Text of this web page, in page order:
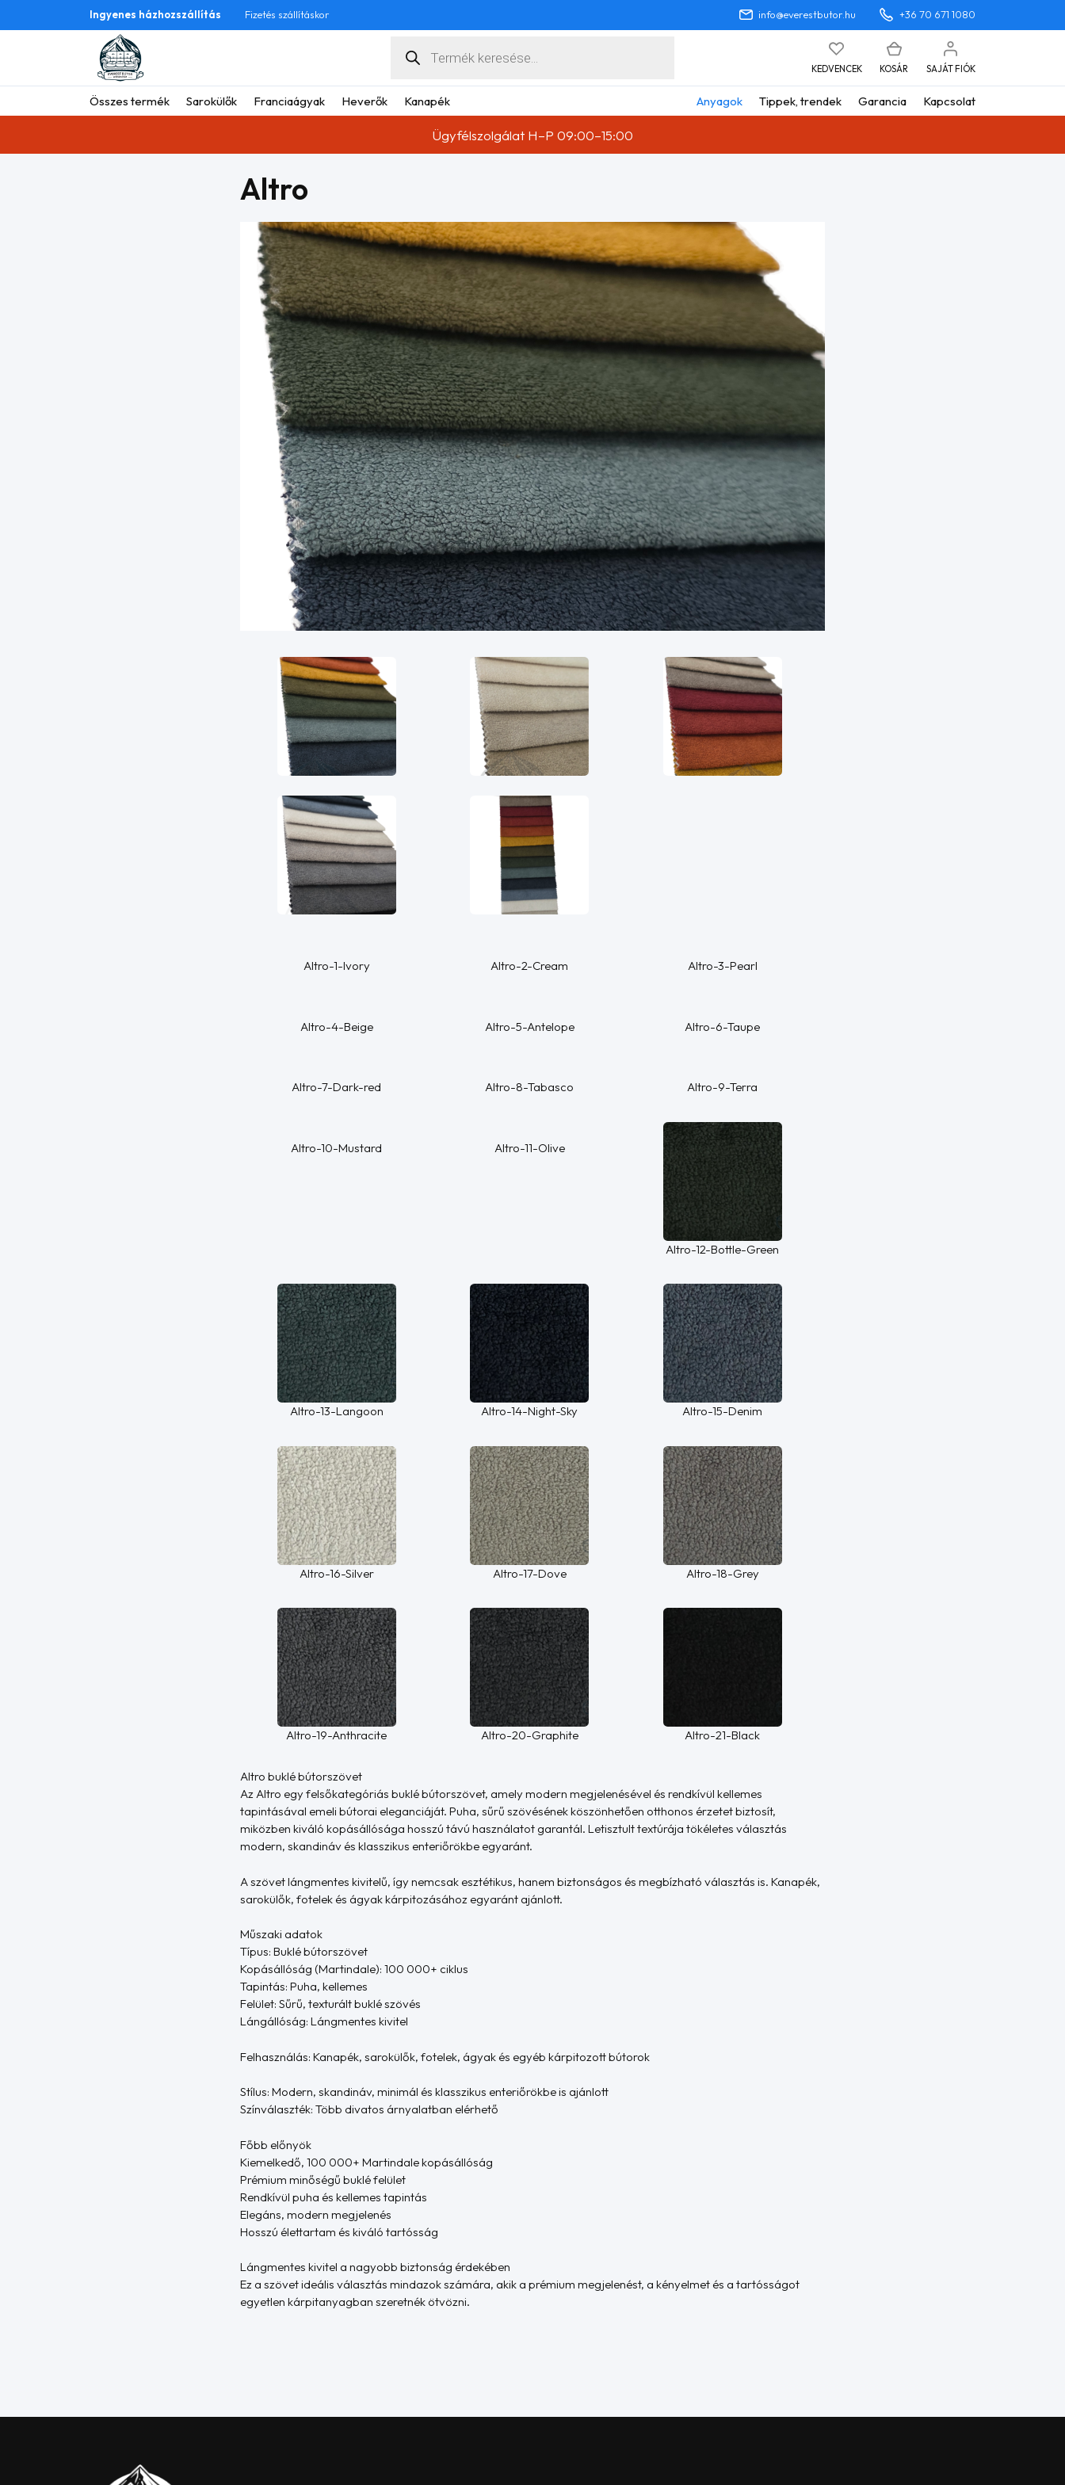
Ingyenes házhozszállítás Fizetés szállításkor info@everestbutor.hu +36 70 671 1080
search
KEDVENCEK KOSÁR SAJÁT FIÓK
Összes termék Sarokülők Franciaágyak Heverők Kanapék Anyagok Tippek, trendek Garancia Kapcsolat
Ügyfélszolgálat H–P 09:00–15:00
Altro
Altro-1-Ivory Altro-2-Cream Altro-3-Pearl
Altro-4-Beige Altro-5-Antelope Altro-6-Taupe
Altro-7-Dark-red Altro-8-Tabasco Altro-9-Terra
Altro-10-Mustard Altro-11-Olive
Altro-12-Bottle-Green
Altro-13-Langoon Altro-14-Night-Sky Altro-15-Denim
Altro-16-Silver Altro-17-Dove Altro-18-Grey
Altro-19-Anthracite Altro-20-Graphite Altro-21-Black
Altro buklé bútorszövet
Az Altro egy felsőkategóriás buklé bútorszövet, amely modern megjelenésével és rendkívül kellemes
tapintásával emeli bútorai eleganciáját. Puha, sűrű szövésének köszönhetően otthonos érzetet biztosít,
miközben kiváló kopásállósága hosszú távú használatot garantál. Letisztult textúrája tökéletes választás
modern, skandináv és klasszikus enteriőrökbe egyaránt.
A szövet lángmentes kivitelű, így nemcsak esztétikus, hanem biztonságos és megbízható választás is. Kanapék,
sarokülők, fotelek és ágyak kárpitozásához egyaránt ajánlott.
Műszaki adatok
Típus: Buklé bútorszövet
Kopásállóság (Martindale): 100 000+ ciklus
Tapintás: Puha, kellemes
Felület: Sűrű, texturált buklé szövés
Lángállóság: Lángmentes kivitel
Felhasználás: Kanapék, sarokülők, fotelek, ágyak és egyéb kárpitozott bútorok
Stílus: Modern, skandináv, minimál és klasszikus enteriőrökbe is ajánlott
Színválaszték: Több divatos árnyalatban elérhető
Főbb előnyök
Kiemelkedő, 100 000+ Martindale kopásállóság
Prémium minőségű buklé felület
Rendkívül puha és kellemes tapintás
Elegáns, modern megjelenés
Hosszú élettartam és kiváló tartósság
Lángmentes kivitel a nagyobb biztonság érdekében
Ez a szövet ideális választás mindazok számára, akik a prémium megjelenést, a kényelmet és a tartósságot
egyetlen kárpitanyagban szeretnék ötvözni.